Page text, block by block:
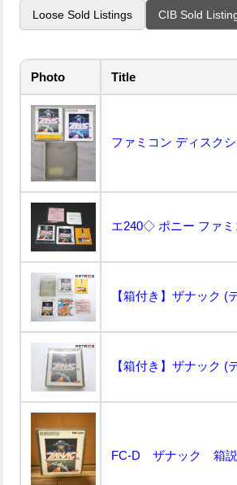
Loose Sold Listings CIB Sold
Photo Title
【箱付き】ザナック (
【箱付き】ザナック (
FC-D ザナック 箱説